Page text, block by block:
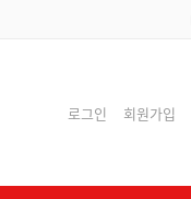
로그인 회원가입